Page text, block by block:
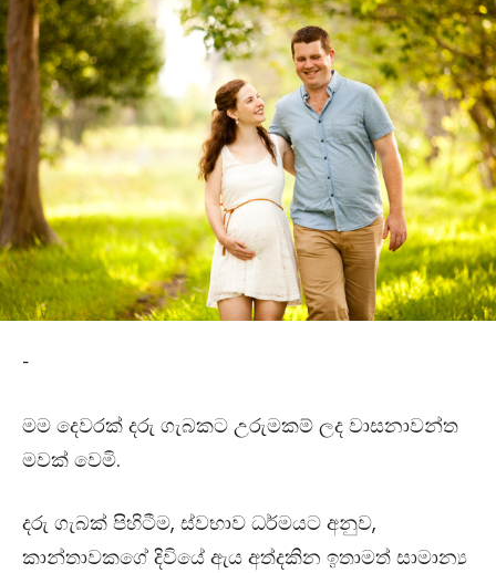
-
මම දෙවරක් දරු ගැබකට උරුමකම් ලද වාසනාවන්ත
මවක් වෙමි.
දරු ගැබක් පිහිටීම​, ස්වභාව ධර්මයට අනුව,
කාන්තාවකගේ දිවියේ ඇය අත්දකින ඉතාමත් සාමාන්‍ය